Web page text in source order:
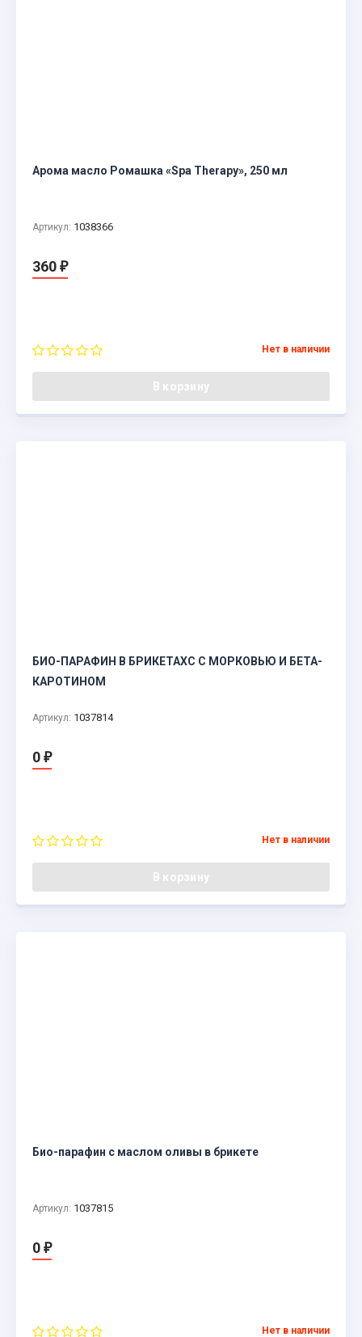
Арома масло Ромашка «Spa Therapy», 250 мл
Артикул: 1038366
360 ₽
Нет в наличии
В корзину
БИО-ПАРАФИН В БРИКЕТАХС С МОРКОВЬЮ И БЕТА-
КАРОТИНОМ
Артикул: 1037814
0 ₽
Нет в наличии
В корзину
Био-парафин с маслом оливы в брикете
Артикул: 1037815
0 ₽
Нет в наличии